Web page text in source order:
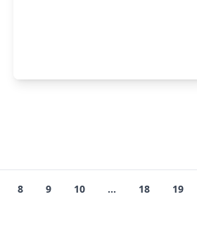
8 9 10 ... 18 19